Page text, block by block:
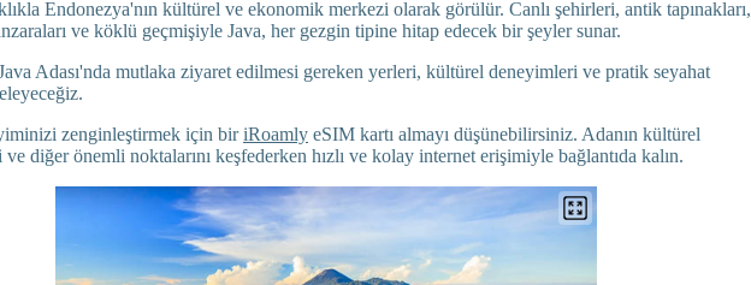
Endonezya'nın kültürel ve ekonomik merkezi olarak görülür. Canlı şehirleri, antik tapınakları,
ve köklü geçmişiyle Java, her gezgin tipine hitap edecek bir şeyler sunar.
Adası'nda mutlaka ziyaret edilmesi gereken yerleri, kültürel deneyimleri ve pratik seyahat
zenginleştirmek için biriRoamly eSIM kartı almayı düşünebilirsiniz. Adanın kültürel
diğer önemli noktalarını keşfederken hızlı ve kolay internet erişimiyle bağlantıda kalın.